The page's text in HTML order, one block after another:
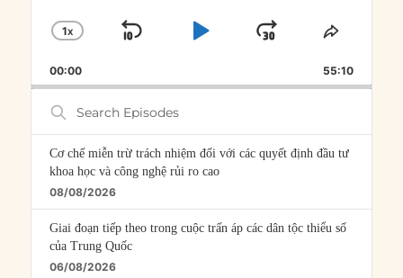
CHANGE
RATE
1X
SKIP
PLAYJUMP
FORWARD
SHARE
00:00 55:10
Search
Episodes
Cơ chế miễn trừ trách nhiệm đối với các quyết định đầu tư
khoa học và công nghệ rủi ro cao
08/08/2026
Giai đoạn tiếp theo trong cuộc trấn áp các dân tộc thiểu số
của Trung Quốc
06/08/2026